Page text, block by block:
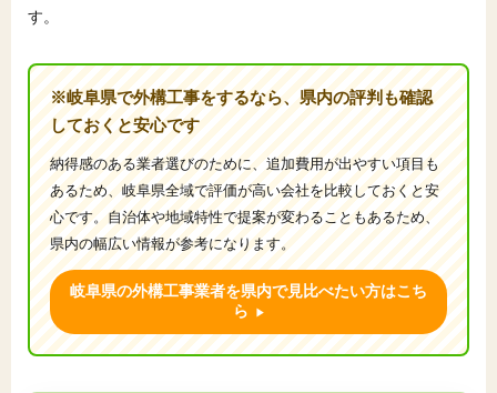
す。
※岐阜県で外構工事をするなら、県内の評判も確認
しておくと安心です
納得感のある業者選びのために、追加費用が出やすい項目も
あるため、岐阜県全域で評価が高い会社を比較しておくと安
心です。自治体や地域特性で提案が変わることもあるため、
県内の幅広い情報が参考になります。
岐阜県の外構工事業者を県内で見比べたい方はこち
ら